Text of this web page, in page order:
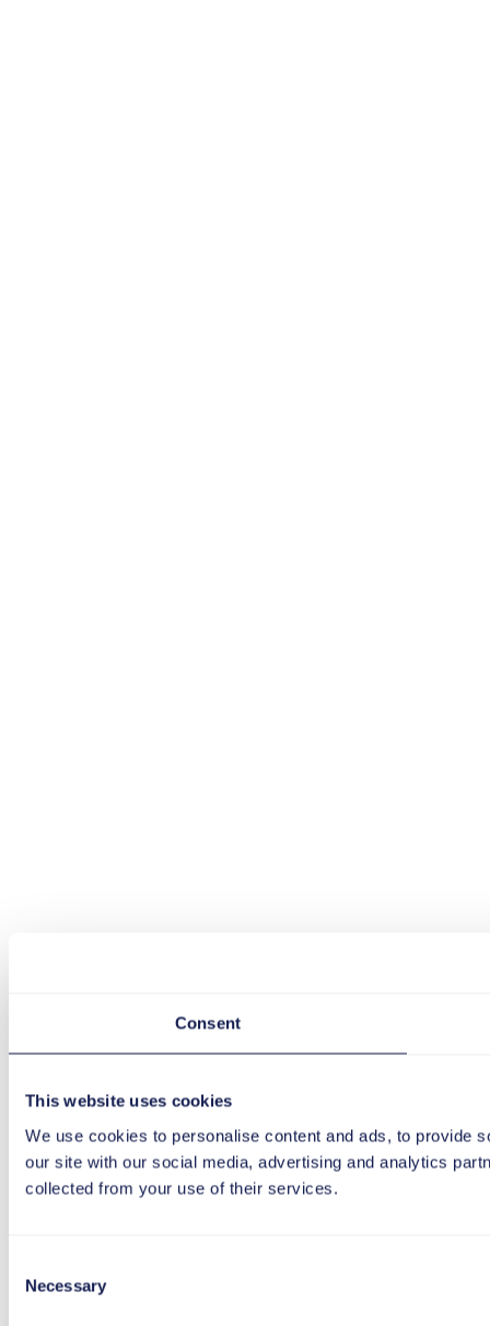
Consent
This website uses cookies
We use cookies to personalise content and ads, to provide
our site with our social media, advertising and analytics
collected from your use of their services.
Selection
Necessary